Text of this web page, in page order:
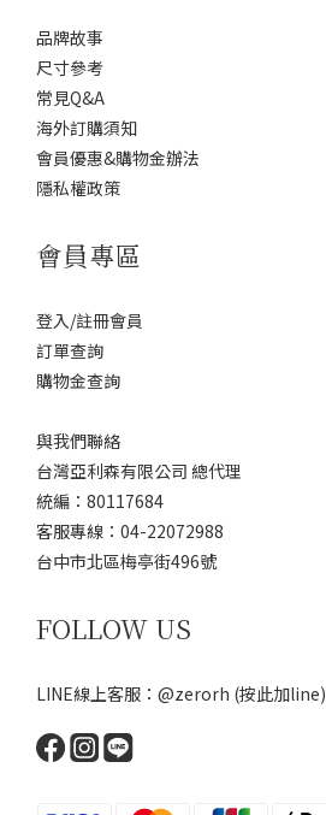
品牌故事
尺寸參考
常見Q&A
海外訂購須知
會員優惠&購物金辦法
隱私權政策
會員專區
登入/註冊會員
訂單查詢
購物金查詢
與我們聯絡
台灣亞利森有限公司 總代理
統編：80117684
客服專線：04-22072988
台中市北區梅亭街496號
FOLLOW US
LINE線上客服：@zerorh (按此加line)